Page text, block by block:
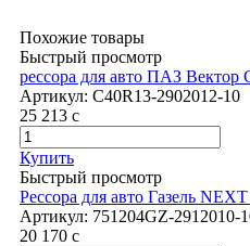
Похожие товары
Быстрый просмотр
рессора для авто ПАЗ Вектор
Артикул: C40R13-2902012-10
25 213 c
Купить
Быстрый просмотр
Рессора для авто Газель
Артикул: 751204GZ-2912010-
20 170 c